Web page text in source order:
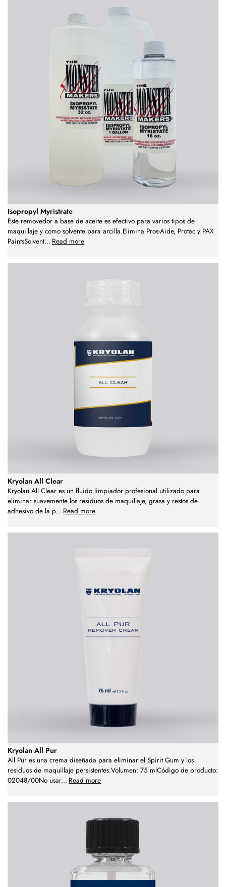
Isopropyl Myristrate
Este removedor a base de aceite es efectivo para varios tipos de
maquillaje y como solvente para arcilla.Elimina Pros-Aide, Protac y PAX
PaintsSolvent... Read more
Kryolan All Clear
Kryolan All Clear es un fluido limpiador profesional utilizado para
eliminar suavemente los residuos de maquillaje, grasa y restos de
adhesivo de la p... Read more
Kryolan All Pur
All Pur es una crema diseñada para eliminar el Spirit Gum y los
residuos de maquillaje persistentes.Volumen: 75 mlCódigo de producto:
02048/00No usar... Read more